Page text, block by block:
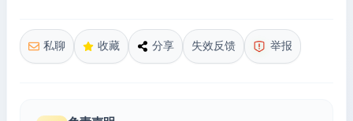
私聊 收藏 分享 失效反馈 举报